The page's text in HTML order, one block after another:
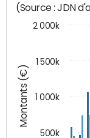
Montants (€)
(Source : JDN
500k
1 000k
1 500k
2 000k